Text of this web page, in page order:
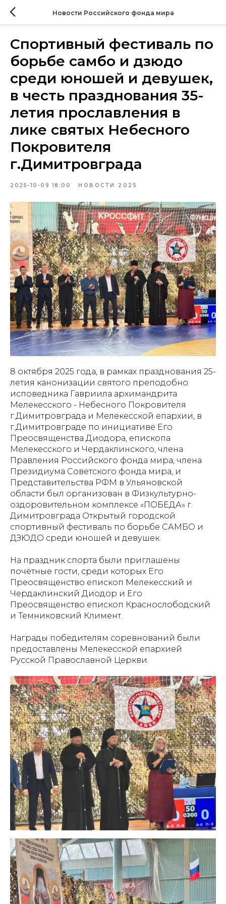
Новости Российского фонда мира
Спортивный фестиваль по
борьбе самбо и дзюдо
среди юношей и девушек,
в честь празднования 35-
летия прославления в
лике святых Небесного
Покровителя
г.Димитровграда
2025-10-09 18:00 НОВОСТИ 2025
8 октября 2025 года, в рамках празднования 25-
летия канонизации святого преподобно
исповедника Гавриила архимандрита
Мелекесского - Небесного Покровителя
г.Димитровграда и Мелекесской епархии, в
г.Димитровграде по инициативе Его
Преосвященства Диодора, епископа
Мелекесского и Чердаклинского, члена
Правления Российского фонда мира, члена
Президиума Советского фонда мира, и
Представительства РФМ в Ульяновской
области был организован в Физкультурно-
оздоровительном комплексе «ПОБЕДА» г.
Димитровграда Открытый городской
спортивный фестиваль по борьбе САМБО и
ДЗЮДО среди юношей и девушек.
На праздник спорта были приглашены
почётные гости, среди которых Его
Преосвященство епископ Мелекесский и
Чердаклинский Диодор и Его
Преосвященство епископ Краснослободский
и Темниковский Климент.
Награды победителям соревнований были
предоставлены Мелекесской епархией
Русской Православной Церкви.